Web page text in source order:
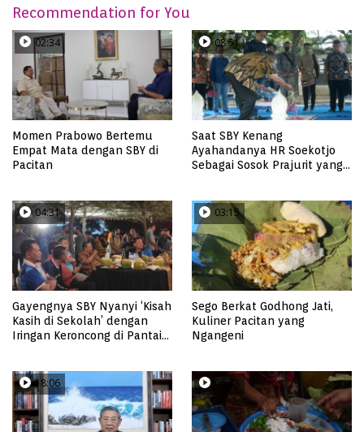
Recommendation for You
02:34
Momen Prabowo Bertemu
Empat Mata dengan SBY di
Pacitan
08:51
Saat SBY Kenang
Ayahandanya HR Soekotjo
Sebagai Sosok Prajurit yang
04:31
Gayengnya SBY Nyanyi ‘Kisah
Kasih di Sekolah’ dengan
Iringan Keroncong di Pantai
03:15
Sego Berkat Godhong Jati,
Kuliner Pacitan yang
Ngangeni
18:06 06:38